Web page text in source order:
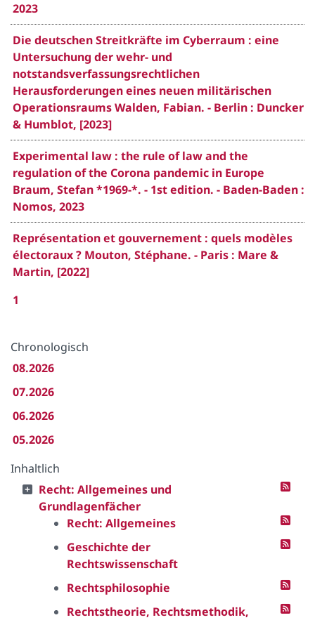
2023
Die deutschen Streitkräfte im Cyberraum : eine
Untersuchung der wehr- und
notstandsverfassungsrechtlichen
Herausforderungen eines neuen militärischen
Operationsraums Walden, Fabian. - Berlin : Duncker
& Humblot, [2023]
Experimental law : the rule of law and the
regulation of the Corona pandemic in Europe
Braum, Stefan *1969-*. - 1st edition. - Baden-Baden :
Nomos, 2023
Représentation et gouvernement : quels modèles
électoraux ? Mouton, Stéphane. - Paris : Mare &
Martin, [2022]
1
Chronologisch
08.2026
07.2026
06.2026
05.2026
Inhaltlich
Recht: Allgemeines und
Grundlagenfächer
Recht: Allgemeines
Geschichte der
Rechtswissenschaft
Rechtsphilosophie
Rechtstheorie, Rechtsmethodik,